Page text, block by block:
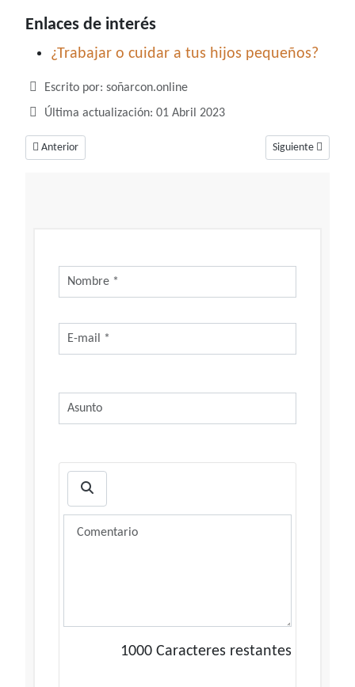
Enlaces de interés
¿Trabajar o cuidar a tus hijos pequeños?
Detalles
Escrito por: soñarcon.online
Última actualización: 01 Abril 2023
Artículo anterior: Soñar con mercado, un sueño de planificaciones y
Anterior Artículo siguiente:
Siguiente
1000 Caracteres restantes